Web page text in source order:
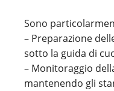
Sono
– Preparazione
sotto la guida di
– Monitoraggio
mantenendo gli